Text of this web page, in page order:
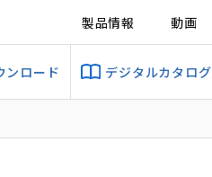
製品情報 動画
ンロード デジタルカタログ